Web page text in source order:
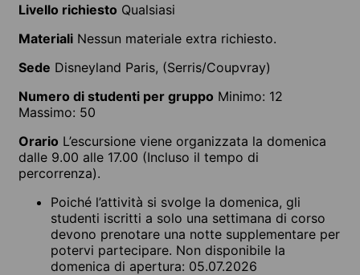
Livello richiesto Qualsiasi
Materiali Nessun materiale extra richiesto.
Sede Disneyland Paris, (Serris/Coupvray)
Numero di studenti per gruppo Minimo: 12
Massimo: 50
Orario L’escursione viene organizzata la domenica
dalle 9.00 alle 17.00 (Incluso il tempo di
percorrenza).
Poiché l’attività si svolge la domenica, gli
studenti iscritti a solo una settimana di corso
devono prenotare una notte supplementare per
potervi partecipare. Non disponibile la
domenica di apertura: 05.07.2026